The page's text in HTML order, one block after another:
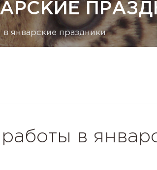
январские праздники
в